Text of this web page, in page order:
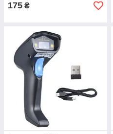
175 ₴